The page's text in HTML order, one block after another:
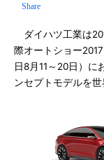
Share
ダイハツ工業は
際オートショー
日8月11～20日）に
ンセプトモデルを世